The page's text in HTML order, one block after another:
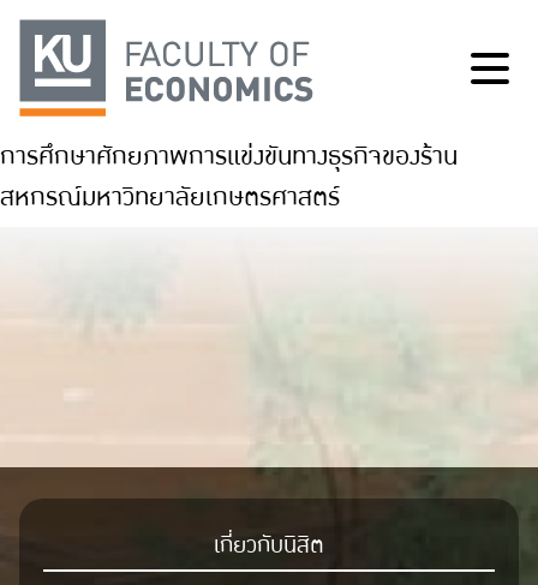
การศึกษาศักยภาพการแข่งขันทางธุรกิจของร้าน
สหกรณ์มหาวิทยาลัยเกษตรศาสตร์
เกี่ยวกับนิสิต